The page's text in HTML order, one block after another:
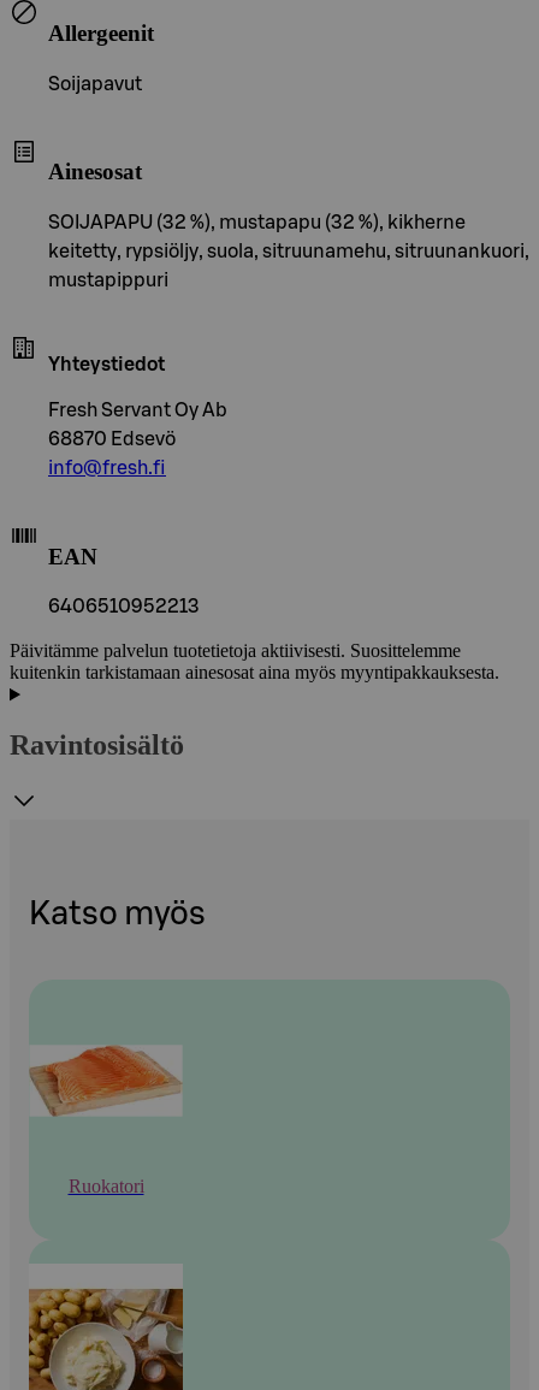
Allergeenit
Soijapavut
Ainesosat
SOIJAPAPU (32 %), mustapapu (32 %), kikherne
keitetty, rypsiöljy, suola, sitruunamehu, sitruunankuori,
mustapippuri
Yhteystiedot
Fresh Servant Oy Ab
68870 Edsevö
info@fresh.fi
EAN
6406510952213
Päivitämme palvelun tuotetietoja aktiivisesti. Suosittelemme
kuitenkin tarkistamaan ainesosat aina myös myyntipakkauksesta.
Ravintosisältö
Katso myös
Ruokatori